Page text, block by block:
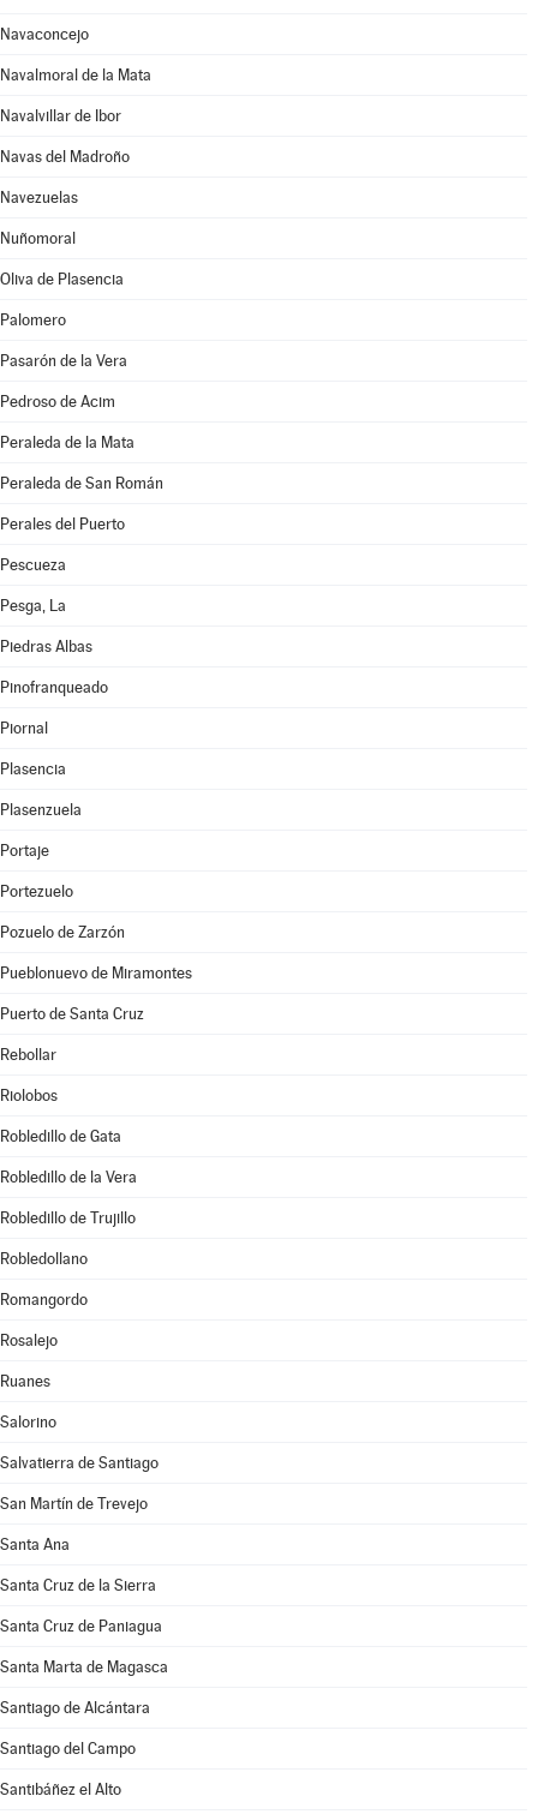
Navaconcejo
Navalmoral de la Mata
Navalvillar de Ibor
Navas del Madroño
Navezuelas
Nuñomoral
Oliva de Plasencia
Palomero
Pasarón de la Vera
Pedroso de Acim
Peraleda de la Mata
Peraleda de San Román
Perales del Puerto
Pescueza
Pesga, La
Piedras Albas
Pinofranqueado
Piornal
Plasencia
Plasenzuela
Portaje
Portezuelo
Pozuelo de Zarzón
Pueblonuevo de Miramontes
Puerto de Santa Cruz
Rebollar
Riolobos
Robledillo de Gata
Robledillo de la Vera
Robledillo de Trujillo
Robledollano
Romangordo
Rosalejo
Ruanes
Salorino
Salvatierra de Santiago
San Martín de Trevejo
Santa Ana
Santa Cruz de la Sierra
Santa Cruz de Paniagua
Santa Marta de Magasca
Santiago de Alcántara
Santiago del Campo
Santibáñez el Alto